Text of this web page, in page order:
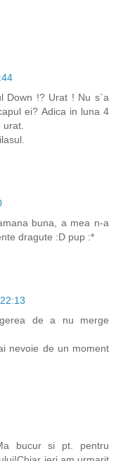
Down !? Urat ! Nu s`a
ei? Adica in luna 4
buna, a mea n-a
dragute :D pup :*
de a nu merge
nevoie de un moment
bucur si pt. pentru